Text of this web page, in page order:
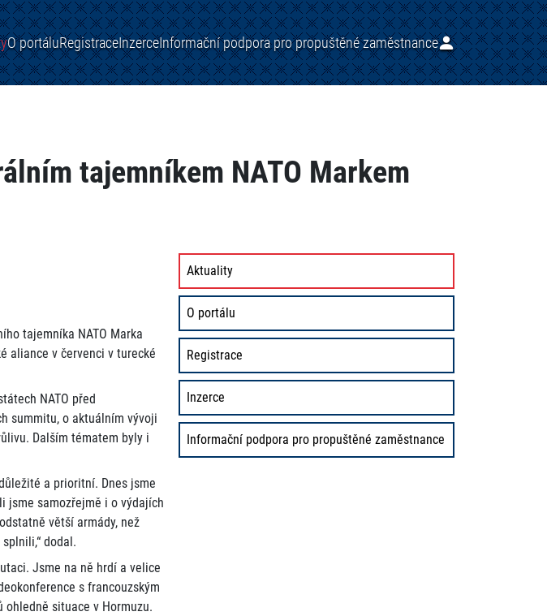
O portáluRegistraceInzerceInformační podpora pro propuštěné zaměstnance
tajemníkem NATO Markem
tajemníka NATO Marka
aliance v červenci v turecké
NATO před
summitu, o aktuálním vývoji
Dalším tématem byly i
a prioritní. Dnes jsme
jsme samozřejmě i o výdajích
větší armády, než
dodal.
Jsme na ně hrdí a velice
s francouzským
situace v Hormuzu.
Aktuality
O portálu
Registrace
Inzerce
Informační podpora pro propuštěné zaměstnance